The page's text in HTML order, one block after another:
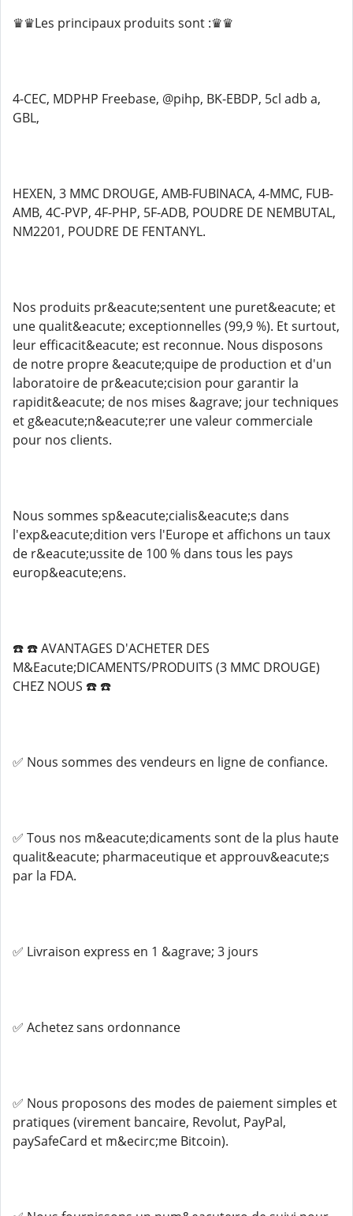
♛♛Les principaux produits sont :♛♛
4-CEC, MDPHP Freebase, @pihp, BK-EBDP, 5cl adb a,
GBL,
HEXEN, 3 MMC DROUGE, AMB-FUBINACA, 4-MMC, FUB-
AMB, 4C-PVP, 4F-PHP, 5F-ADB, POUDRE DE NEMBUTAL,
NM2201, POUDRE DE FENTANYL.
Nos produits pr&eacute;sentent une puret&eacute; et
une qualit&eacute; exceptionnelles (99,9 %). Et surtout,
leur efficacit&eacute; est reconnue. Nous disposons
de notre propre &eacute;quipe de production et d'un
laboratoire de pr&eacute;cision pour garantir la
rapidit&eacute; de nos mises &agrave; jour techniques
et g&eacute;n&eacute;rer une valeur commerciale
pour nos clients.
Nous sommes sp&eacute;cialis&eacute;s dans
l'exp&eacute;dition vers l'Europe et affichons un taux
de r&eacute;ussite de 100 % dans tous les pays
europ&eacute;ens.
☎️ ☎️ AVANTAGES D'ACHETER DES
M&Eacute;DICAMENTS/PRODUITS (3 MMC DROUGE)
CHEZ NOUS ☎️ ☎️
✅ Nous sommes des vendeurs en ligne de confiance.
✅ Tous nos m&eacute;dicaments sont de la plus haute
qualit&eacute; pharmaceutique et approuv&eacute;s
par la FDA.
✅ Livraison express en 1 &agrave; 3 jours
✅ Achetez sans ordonnance
✅ Nous proposons des modes de paiement simples et
pratiques (virement bancaire, Revolut, PayPal,
paySafeCard et m&ecirc;me Bitcoin).